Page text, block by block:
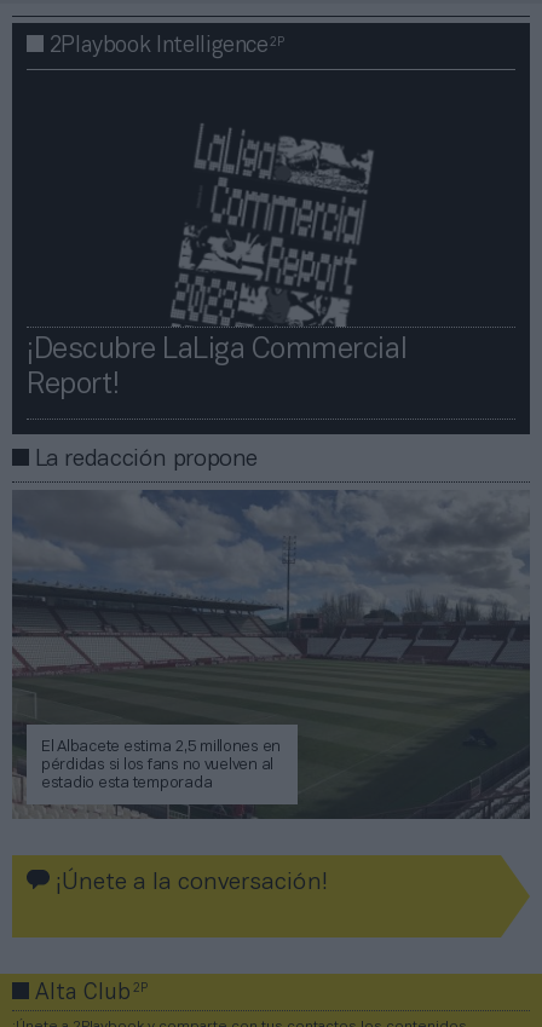
2Playbook Intelligence2P
¡Descubre LaLiga Commercial
Report!​​
La redacción propone
El Albacete estima 2,5 millones en
pérdidas si los fans no vuelven al
estadio esta temporada
¡Únete a la conversación!
Alta Club2P